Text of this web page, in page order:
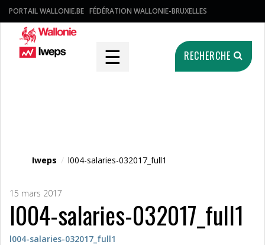
PORTAIL WALLONIE.BE FÉDÉRATION WALLONIE-BRUXELLES
☰ RECHERCHE
Iweps / l004-salaries-032017_full1
15 mars 2017
l004-salaries-032017_full1
l004-salaries-032017_full1